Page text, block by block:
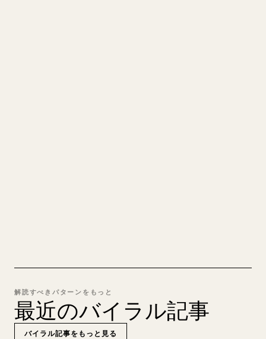
解読すべきパターンをもっと
最近のバイラル記事
バイラル記事をもっと見る